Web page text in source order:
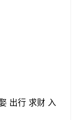
出行 求财 入